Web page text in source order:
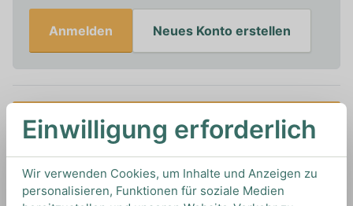
Anmelden Neues Konto erstellen
In den Warenkorb
Tequila Reposado vonTequila 30-30ausMexiko
Einwilligung erforderlich
Wir verwenden Cookies, um Inhalte und Anzeigen zu
personalisieren, Funktionen für soziale Medien